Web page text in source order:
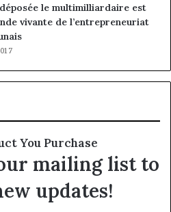
le multimilliardaire est
vivante de l’entrepreneuriat
You Purchase
mailing list to
updates!